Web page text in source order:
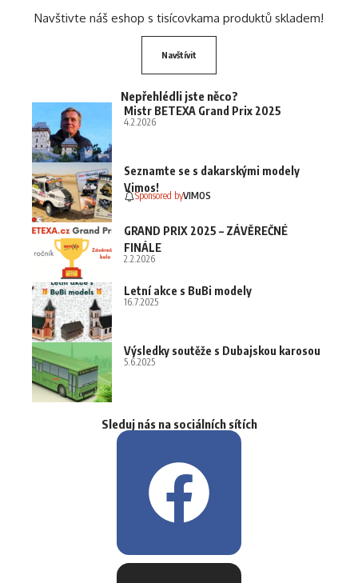
Navštivte náš eshop s tisícovkama produktů skladem!
Navštívit
Nepřehlédli jste něco?
Mistr BETEXA Grand Prix 2025
4.2.2026
Seznamte se s dakarskými modely
Vimos!
Sponsored byVIMOS
GRAND PRIX 2025 – ZÁVĚREČNÉ
FINÁLE
2.2.2026
Letní akce s BuBi modely
16.7.2025
Výsledky soutěže s Dubajskou karosou
5.6.2025
Sleduj nás na sociálních sítích